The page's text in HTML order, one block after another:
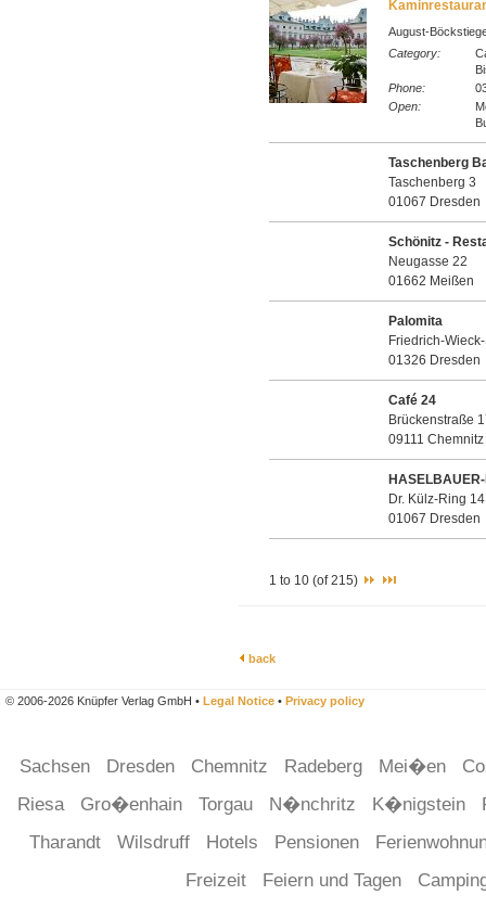
August-
Category:
Phone:
Open:
Taschenberg
Taschenberg 3
01067 Dresden
Schönitz -
Neugasse 22
01662 Meißen
Palomita
Friedrich-
01326 Dresden
Café 24
Brückenstraße
09111 Chemnitz
Dr. Külz-Ring 14
01067 Dresden
1 to 10 (of 215)
back
© 2006-2026 Knüpfer Verlag GmbH • Legal Notice • Privacy policy
Sachsen Dresden Chemnitz Radeberg Mei�en
Riesa
Gro�enhain Torgau N�nchritz K�nigstein
Tharandt
Wilsdruff Hotels Pensionen
Freizeit
Feiern und Tagen